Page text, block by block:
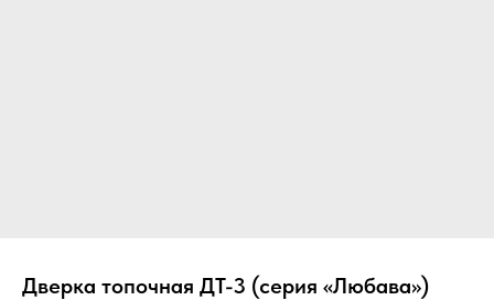
Дверка топочная ДТ-3 (серия «Любава»)